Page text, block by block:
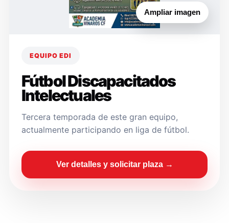
Ampliar imagen
EQUIPO EDI
Fútbol Discapacitados
Intelectuales
Tercera temporada de este gran equipo,
actualmente participando en liga de fútbol.
Ver detalles y solicitar plaza →